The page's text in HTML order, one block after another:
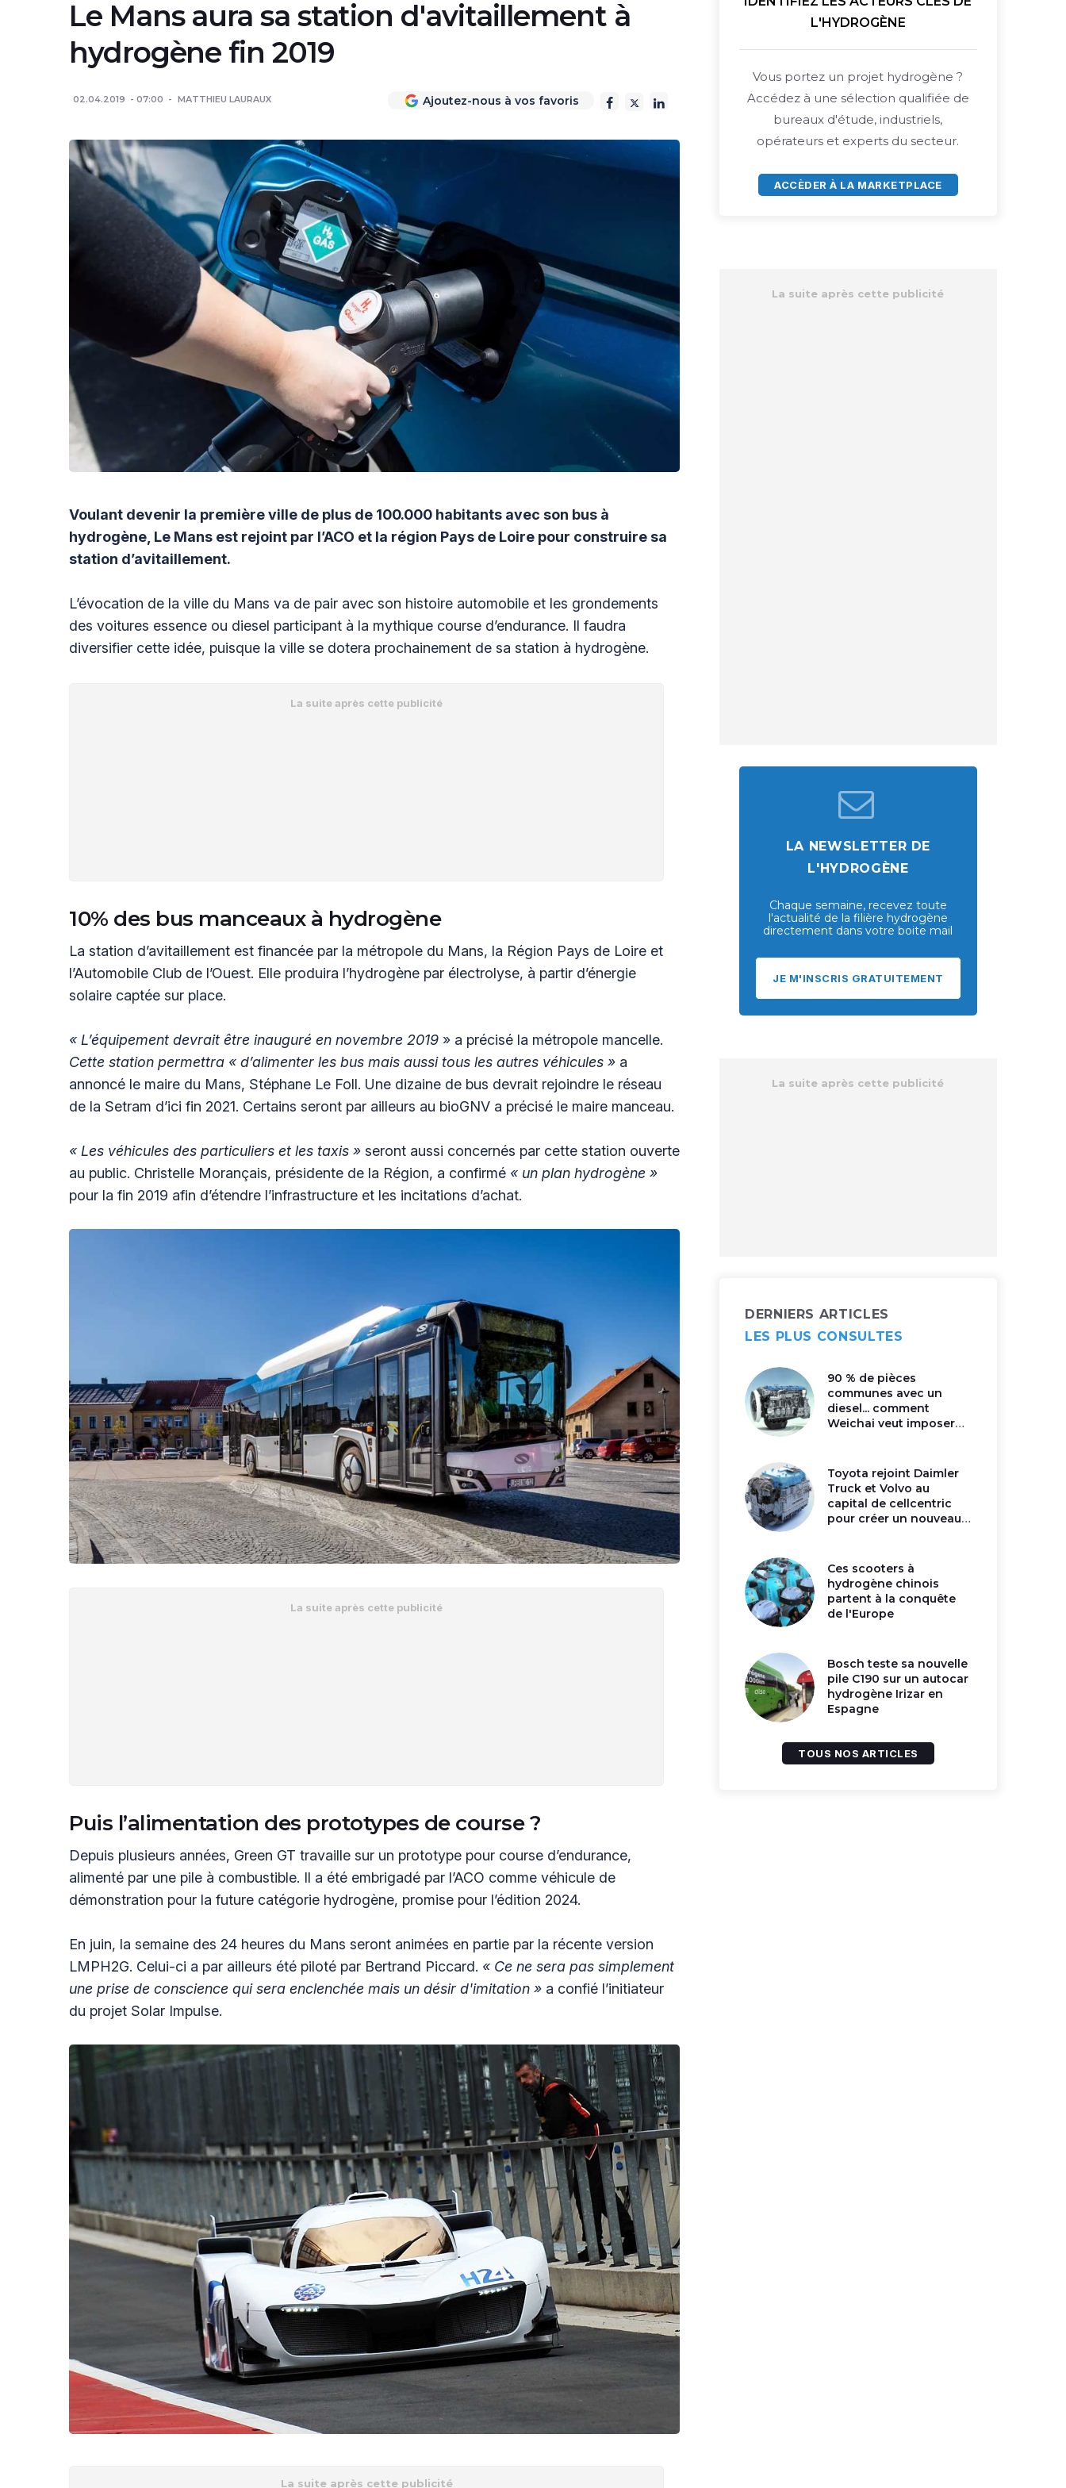
Le Mans aura sa station d'avitaillement à
hydrogène fin 2019
02.04.2019 07:00 MATTHIEU LAURAUX Ajoutez-nous à vos favoris
Voulant devenir la première ville de plus de 100.000 habitants avec son bus à
hydrogène, Le Mans est rejoint par l’ACO et la région Pays de Loire pour construire sa
station d’avitaillement.
L’évocation de la ville du Mans va de pair avec son histoire automobile et les grondements
des voitures essence ou diesel participant à la mythique course d’endurance. Il faudra
diversifier cette idée, puisque la ville se dotera prochainement de sa station à hydrogène.
10% des bus manceaux à hydrogène
La station d’avitaillement est financée par la métropole du Mans, la Région Pays de Loire et
l’Automobile Club de l’Ouest. Elle produira l’hydrogène par électrolyse, à partir d’énergie
solaire captée sur place.
« L’équipement devrait être inauguré en novembre 2019 » a précisé la métropole mancelle.
Cette station permettra « d’alimenter les bus mais aussi tous les autres véhicules » a
annoncé le maire du Mans, Stéphane Le Foll. Une dizaine de bus devrait rejoindre le réseau
de la Setram d’ici fin 2021. Certains seront par ailleurs au bioGNV a précisé le maire manceau.
« Les véhicules des particuliers et les taxis » seront aussi concernés par cette station ouverte
au public. Christelle Morançais, présidente de la Région, a confirmé « un plan hydrogène »
pour la fin 2019 afin d’étendre l’infrastructure et les incitations d’achat.
Puis l’alimentation des prototypes de course ?
Depuis plusieurs années, Green GT travaille sur un prototype pour course d’endurance,
alimenté par une pile à combustible. Il a été embrigadé par l’ACO comme véhicule de
démonstration pour la future catégorie hydrogène, promise pour l’édition 2024.
En juin, la semaine des 24 heures du Mans seront animées en partie par la récente version
LMPH2G. Celui-ci a par ailleurs été piloté par Bertrand Piccard. « Ce ne sera pas simplement
une prise de conscience qui sera enclenchée mais un désir d'imitation » a confié l’initiateur
du projet Solar Impulse.
L'HYDROGÈNE
Vous portez un projet hydrogène ?
Accédez à une sélection qualifiée de
bureaux d'étude, industriels,
opérateurs et experts du secteur.
ACCÈDER À LA MARKETPLACE
LA NEWSLETTER DE
L'HYDROGÈNE
Chaque semaine, recevez toute
l'actualité de la filière hydrogène
directement dans votre boite mail
JE M'INSCRIS GRATUITEMENT
DERNIERS ARTICLES
LES PLUS CONSULTES
90 % de pièces
communes avec un
diesel... comment
Weichai veut imposer
Toyota rejoint Daimler
Truck et Volvo au
capital de cellcentric
pour créer un nouveau
Ces scooters à
hydrogène chinois
partent à la conquête
de l'Europe
Bosch teste sa nouvelle
pile C190 sur un autocar
hydrogène Irizar en
Espagne
TOUS NOS ARTICLES